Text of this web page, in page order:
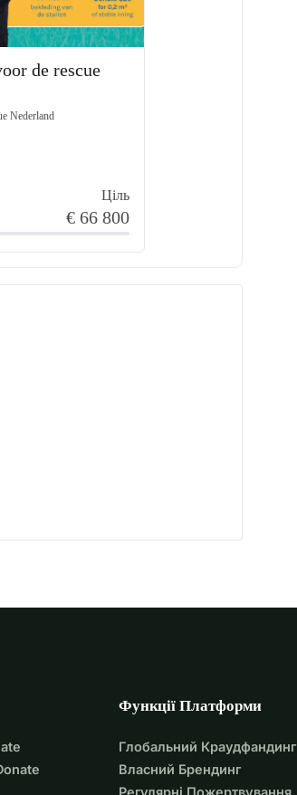
de rescue
Nederland
Ціль
€ 66 800
Функції Платформи
Глобальний Краудфандинг
Власний Брендинг